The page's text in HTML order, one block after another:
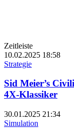
Zeitleiste
10.02.2025 18:58
Strategie
Sid Meier’s
4X-Klassiker
30.01.2025 21:34
Simulation